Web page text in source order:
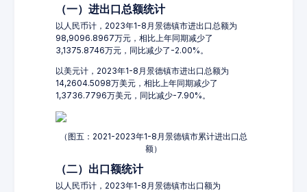
（一）进出口总额统计
以人民币计，2023年1-8月景德镇市进出口总额为
98,9096.8967万元，相比上年同期减少了
3,1375.8746万元，同比减少了-2.00%。
以美元计，2023年1-8月景德镇市进出口总额为
14,2604.5098万美元，相比上年同期减少了
1,3736.7796万美元，同比减少-7.90%。
（图五：2021-2023年1-8月景德镇市累计进出口总
额）
（二）出口额统计
以人民币计，2023年1-8月景德镇市出口额为